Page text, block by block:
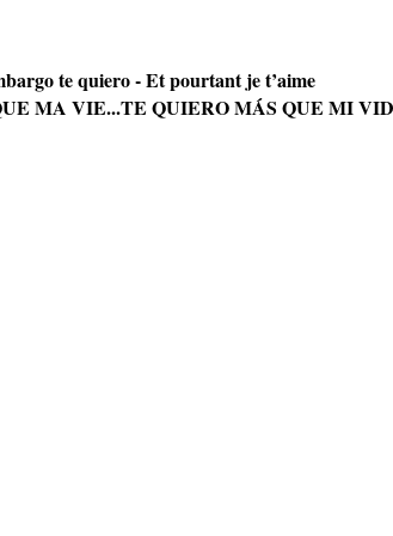
te quiero - Et pourtant je t’aime
MA VIE...TE QUIERO MÁS QUE MI